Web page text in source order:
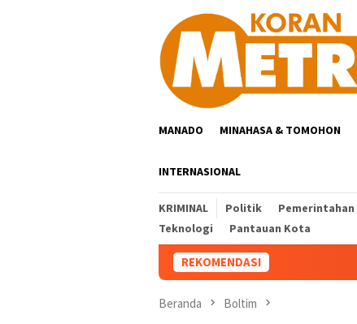
MANADO MINAHASA & TOMOHON
INTERNASIONAL
KRIMINAL Politik Pemerintahan
Teknologi
Pantauan Kota
REKOMENDASI
Beranda Boltim